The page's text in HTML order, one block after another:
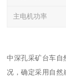
主电机功率
中深孔采矿台车自
况，确定采用自然